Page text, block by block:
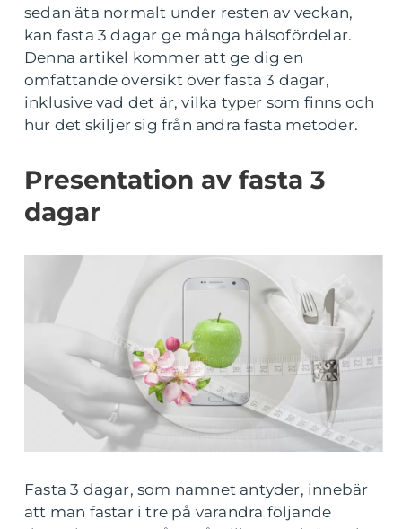
sedan äta normalt under resten av veckan,
kan fasta 3 dagar ge många hälsofördelar.
Denna artikel kommer att ge dig en
omfattande översikt över fasta 3 dagar,
inklusive vad det är, vilka typer som finns och
hur det skiljer sig från andra fasta metoder.
Presentation av fasta 3
dagar
Fasta 3 dagar, som namnet antyder, innebär
att man fastar i tre på varandra följande